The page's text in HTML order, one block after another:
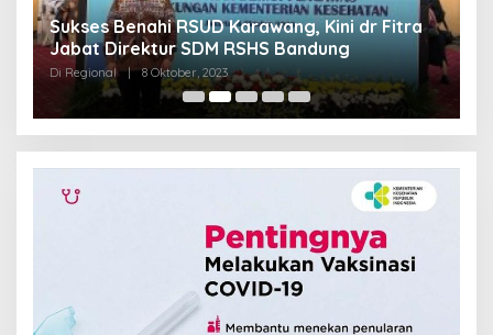
Sukses Benahi RSUD Karawang, Kini dr Fitra
Jabat Direktur SDM RSHS Bandung
Di Regional | 8 Oktober, 2023